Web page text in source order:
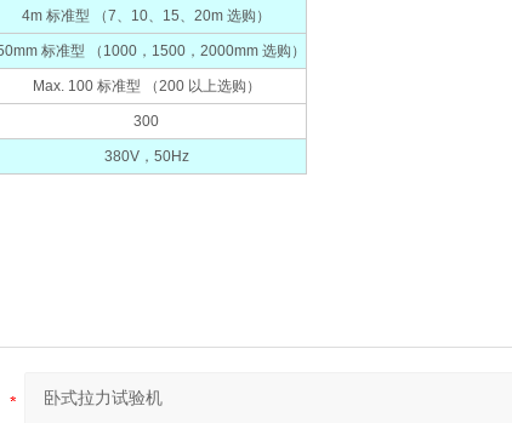
4m 标准型 （7、10、15、20m 选购）
标准型 （1000，1500，2000mm 选购）
Max. 100 标准型 （200 以上选购）
300
380V，50Hz